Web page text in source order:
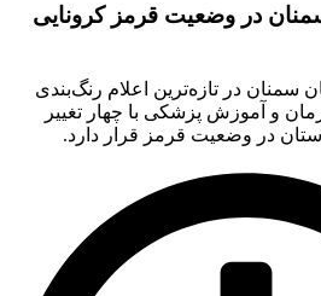
در وضعیت قرمز کرونایی
در تازه‌ترین اعلام رنگ‌بندی
و آموزش پزشکی با چهار تغییر
در وضعیت قرمز قرار دارد.